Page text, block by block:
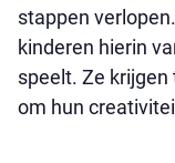
stappen
kinderen hierin
speelt. Ze
om hun